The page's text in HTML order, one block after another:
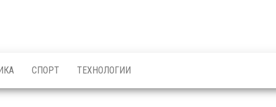
СПОРТ ТЕХНОЛОГИИ